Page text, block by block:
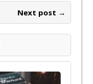
Next post →